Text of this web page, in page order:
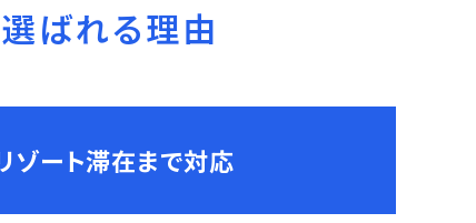
ばれる理由
ゾート滞在まで対応